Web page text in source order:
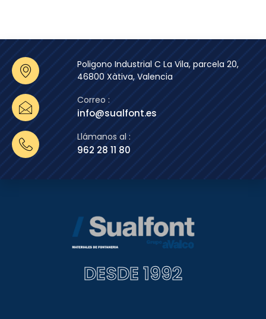
Poligono Industrial C La Vila, parcela 20,
46800 Xàtiva, Valencia
Correo :
info@sualfont.es
Llámanos al :
962 28 11 80
DESDE 1992